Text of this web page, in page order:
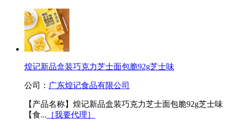
煌记新品盒装巧克力芝士面包脆92g芝士味
公司： 广东煌记食品有限公司
【产品名称】煌记新品盒装巧克力芝士面包脆92g芝士味
【食... ［我要代理］